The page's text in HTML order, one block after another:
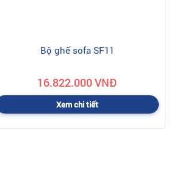
Bộ ghế sofa SF11
16.822.000 VNĐ
Xem chi tiết